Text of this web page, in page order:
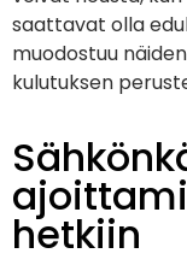
saattavat olla
muodostuu
kulutuksen
hetkiin